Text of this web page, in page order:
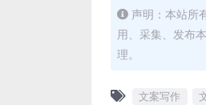
声明：本站所
用、采集、发布
理。
文案写作